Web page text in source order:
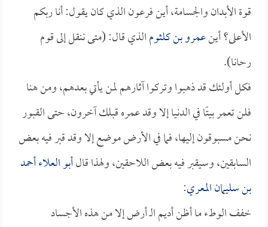
قوة الأبدان والجسامة، أين فرعون الذي كان يقول: أنا ربكم
الأعلى؟ أينعمرو بن كلثومالذي قال: (متى ننقل إلى قوم
رحانا).
فكل أولئك قد ذهبوا وتركوا آثارهم لمن يأتي بعدهم، ومن هنا
فلن تعمر بيتًا في الدنيا إلا وقد عمره قبلك آخرون، حتى القبور
نحن مسبوقون إليها، فما في الأرض موضع إلا وقد قبر فيه بعض
السابقين، وسيقبر فيه بعض اللاحقين، ولهذا قالأبو العلاء أحمد
بن سليمان المعري:
خفف الوطء ما أظن أديم الـ أرض إلا من هذه الأجساد